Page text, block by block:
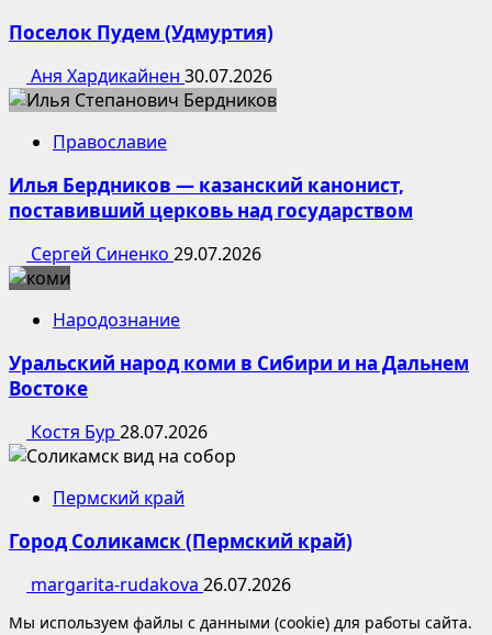
Поселок Пудем (Удмуртия)
Аня Хардикайнен 30.07.2026
Православие
Илья Бердников — казанский канонист,
поставивший церковь над государством
Сергей Синенко 29.07.2026
Народознание
Уральский народ коми в Сибири и на Дальнем
Востоке
Костя Бур 28.07.2026
Пермский край
Город Соликамск (Пермский край)
margarita-rudakova 26.07.2026
Мы используем файлы с данными (cookie) для работы сайта.